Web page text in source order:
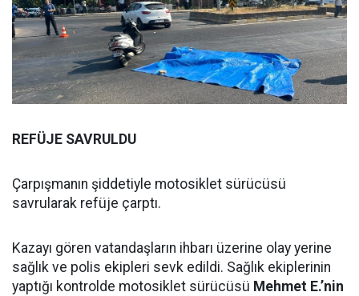
REFÜJE SAVRULDU
Çarpışmanın şiddetiyle motosiklet sürücüsü
savrularak refüje çarptı.
Kazayı gören vatandaşların ihbarı üzerine olay yerine
sağlık ve polis ekipleri sevk edildi. Sağlık ekiplerinin
yaptığı kontrolde motosiklet sürücüsü Mehmet E.’nin